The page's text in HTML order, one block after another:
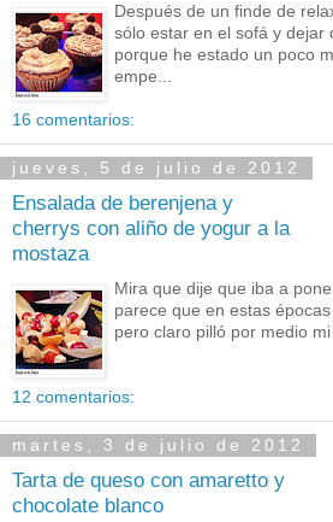
Después de un finde de
sólo estar en el sofá y dejar
porque he estado un poco
empe...
16 comentarios:
jueves, 5 de julio de 2012
Ensalada de berenjena y
cherrys con aliño de yogur a la
mostaza
Mira que dije que iba a
parece que en estas
pero claro pilló por medio mi
12 comentarios:
martes, 3 de julio de 2012
Tarta de queso con amaretto y
chocolate blanco